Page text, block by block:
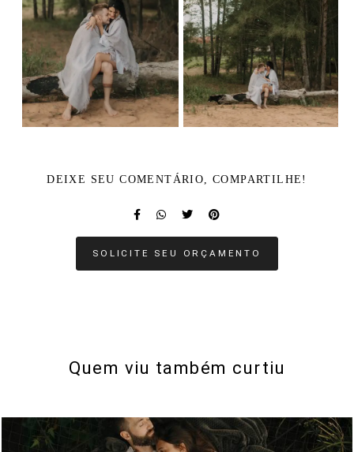
DEIXE SEU COMENTÁRIO, COMPARTILHE!
SOLICITE SEU ORÇAMENTO
Quem viu também curtiu